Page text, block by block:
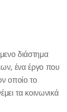
διάστημα
ένα έργο που
οποίο το
τα κοινωνικά